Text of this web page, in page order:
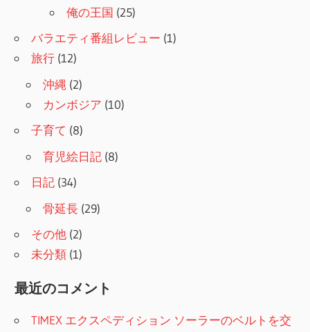
俺の王国 (25)
バラエティ番組レビュー (1)
旅行 (12)
沖縄 (2)
カンボジア (10)
子育て (8)
育児絵日記 (8)
日記 (34)
骨延長 (29)
その他 (2)
未分類 (1)
最近のコメント
TIMEX エクスペディション ソーラーのベルトを交